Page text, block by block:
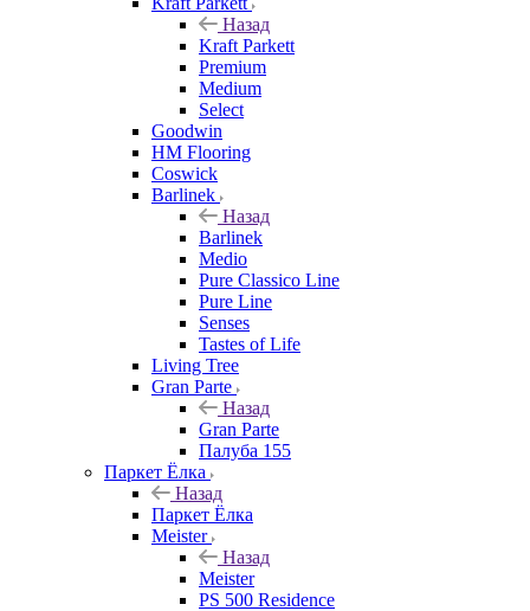
Назад
Kraft Parkett
Premium
Medium
Select
Goodwin
HM Flooring
Coswick
Barlinek
Назад
Barlinek
Medio
Pure Classico Line
Pure Line
Senses
Tastes of Life
Living Tree
Gran Parte
Назад
Gran Parte
Палуба 155
Паркет Ёлка
Назад
Паркет Ёлка
Meister
Назад
Meister
PS 500 Residence